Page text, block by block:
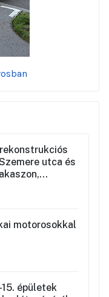
forgalmi
motorosokkal
épületek